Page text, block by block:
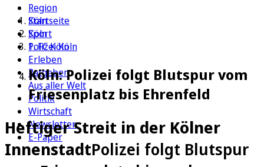
Region
Köln
Sport
1. FC Köln
Erleben
Ratgeber
Aus aller Welt
Politik
Wirtschaft
Newsletter
E-Paper
Startseite
Köln
Polizei Köln
Köln: Polizei folgt Blutspur vom
Friesenplatz bis Ehrenfeld
Heftiger Streit in der Kölner
InnenstadtPolizei folgt Blutspur